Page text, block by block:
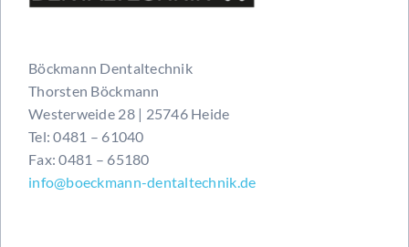
Böckmann Dentaltechnik
Thorsten Böckmann
Westerweide 28 | 25746 Heide
Tel: 0481 – 61040
Fax: 0481 – 65180
info@boeckmann-dentaltechnik.de